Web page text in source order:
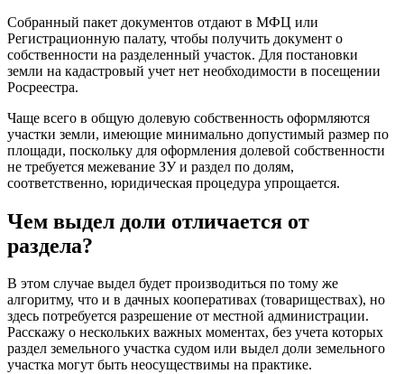
Собранный пакет документов отдают в МФЦ или
Регистрационную палату, чтобы получить документ о
собственности на разделенный участок. Для постановки
земли на кадастровый учет нет необходимости в посещении
Росреестра.
Чаще всего в общую долевую собственность оформляются
участки земли, имеющие минимально допустимый размер по
площади, поскольку для оформления долевой собственности
не требуется межевание ЗУ и раздел по долям,
соответственно, юридическая процедура упрощается.
Чем выдел доли отличается от
раздела?
В этом случае выдел будет производиться по тому же
алгоритму, что и в дачных кооперативах (товариществах), но
здесь потребуется разрешение от местной администрации.
Расскажу о нескольких важных моментах, без учета которых
раздел земельного участка судом или выдел доли земельного
участка могут быть неосуществимы на практике.